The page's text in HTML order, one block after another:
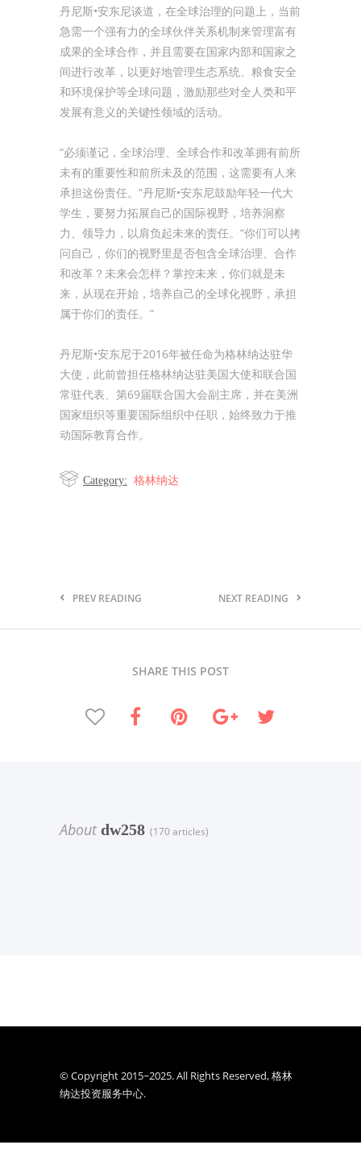
丹尼斯•安东尼谈道，在全球治理的问题上，当前
急需一个强有力的全球伙伴关系机制来管理富有
成果的全球合作，并且需要在国家内部和国家之
间进行改革，以更好地管理生态系统、粮食安全
和环境保护等全球问题，激励那些对全人类和平
发展有意义的关键性领域的活动。
“必须谨记，全球治理、全球合作和改革拥有前所
未有的重要性和前所未及的范围，这需要有人来
承担这份责任。”丹尼斯•安东尼鼓励年轻一代大
学生，要努力拓展自己的国际视野，培养洞察
力、领导力，以肩负起未来的责任。“你们可以拷
问自己，你们的视野里是否包含全球治理、合作
和改革？未来会怎样？掌控未来，你们就是未
来，从现在开始，培养自己的全球化视野，承担
属于你们的责任。”
丹尼斯•安东尼于2016年被任命为格林纳达驻华
大使，此前曾担任格林纳达驻美国大使和联合国
常驻代表、第69届联合国大会副主席，并在美洲
国家组织等重要国际组织中任职，始终致力于推
动国际教育合作。
Category: 格林纳达
PREV READING NEXT READING
SHARE THIS POST
Aboutdw258 (170 articles)
© Copyright 2015~2025. All Rights Reserved, 格林
纳达投资服务中心.